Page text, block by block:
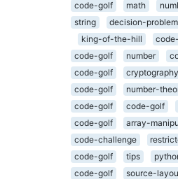
code-golf
math
string
decision-problem
king-of-the-hill
code-golf
number
code-golf
cryptography
code-golf
number-
code-golf
code-golf
code-golf
array-
code-challenge
code-golf
tips
code-golf
source-